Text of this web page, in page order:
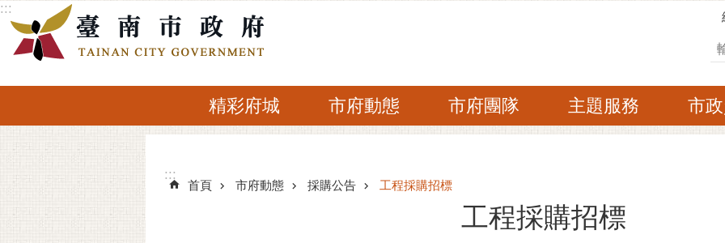
跳到主要內容區塊
:::
精彩府城 市府動態 市府團隊 主題服務 市
:::
:::
首頁 市府動態 採購公告 工程採購招標
工程採購招標